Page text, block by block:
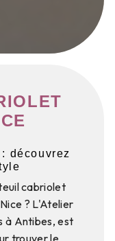
découvrez
cabriolet
? L'Atelier
à Antibes, est
trouver le